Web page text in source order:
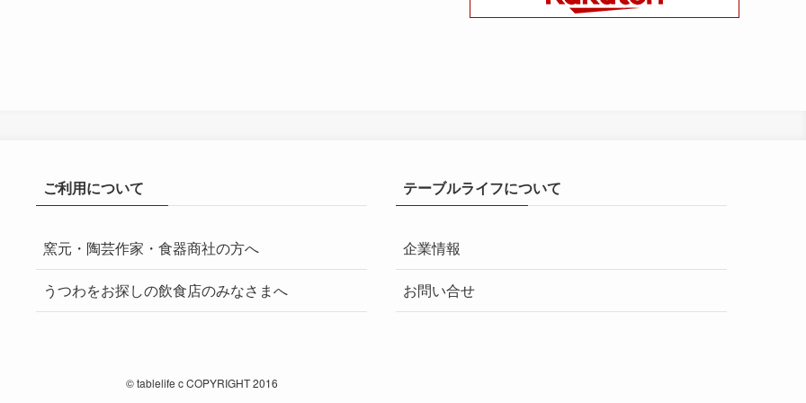
ご利用について
窯元・陶芸作家・食器商社の方へ
うつわをお探しの飲食店のみなさまへ
テーブルライフについて
企業情報
お問い合せ
©tablelife c COPYRIGHT 2016